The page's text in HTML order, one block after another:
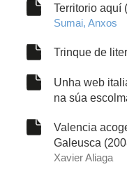
Territorio aquí
Sumai, Anxos
Trinque de
Unha web
na súa
Valencia
Galeusca
Xavier Aliaga